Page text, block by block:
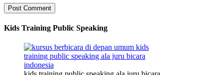
Kids Training Public Speaking